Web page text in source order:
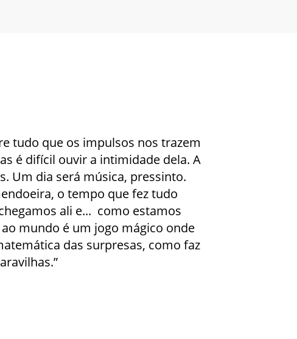
tudo que os impulsos nos trazem
é difícil ouvir a intimidade dela. A
Um dia será música, pressinto.
o tempo que fez tudo
ali e... como estamos
mundo é um jogo mágico onde
das surpresas, como faz